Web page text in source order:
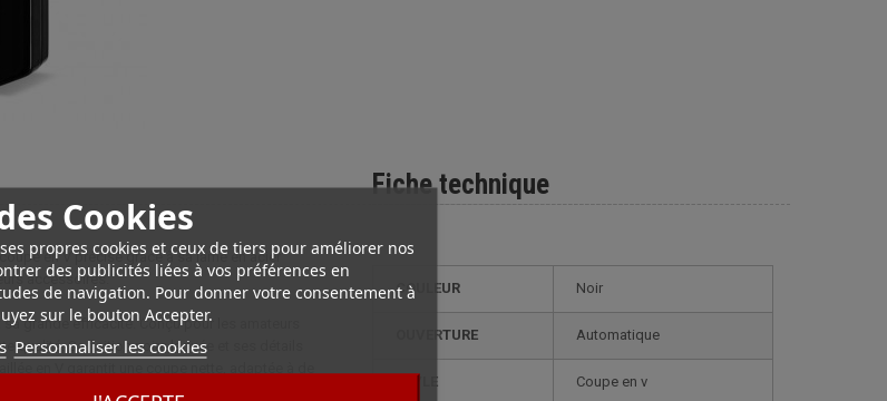
Cookies
propres cookies et ceux de tiers pour améliorer nos
des publicités liées à vos préférences en
de navigation. Pour donner votre consentement à
sur le bouton Accepter.
Personnaliser les cookies
Fiche technique
COULEUR Noir
OUVERTURE Automatique
STYLE coupe en v
en V précise grâce à sa lame en acier
accessoires.
grande efficacité. Conçu pour les amateurs
qualité. Sa finition noire laquée et ses détails
en V garantit une coupe nette, adaptée à de
un étui et offre une prise en main agréable pour